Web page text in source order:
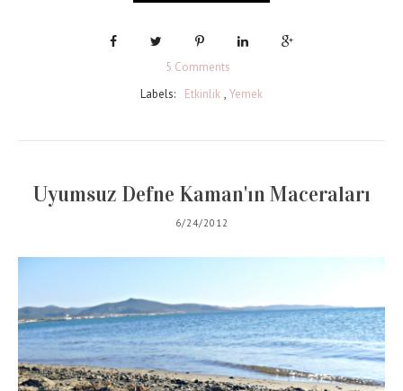
5 Comments
Labels:
Etkinlik , Yemek
Uyumsuz Defne Kaman'ın Maceraları
6/24/2012